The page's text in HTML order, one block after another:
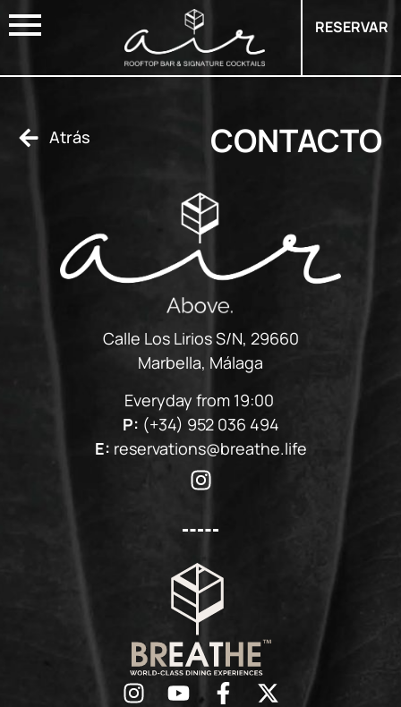
RESERVAR
Atrás CONTACTO
Calle Los Lirios S/N, 29660
Marbella, Málaga
Everyday from 19:00
P: (+34) 952 036 494
E: reservations@breathe.life